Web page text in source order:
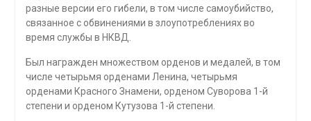
разные версии его гибели, в том числе самоубийство,
связанное с обвинениями в злоупотреблениях во
время службы в НКВД.
Был награжден множеством орденов и медалей, в том
числе четырьмя орденами Ленина, четырьмя
орденами Красного Знамени, орденом Суворова 1-й
степени и орденом Кутузова 1-й степени.